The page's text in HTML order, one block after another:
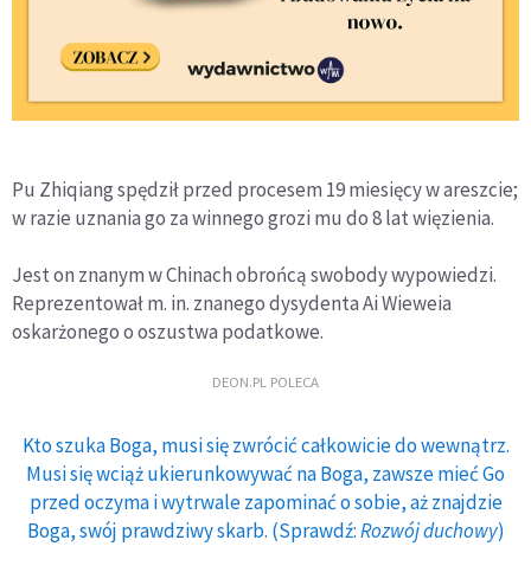
Pu Zhiqiang spędził przed procesem 19 miesięcy w areszcie;
w razie uznania go za winnego grozi mu do 8 lat więzienia.
Jest on znanym w Chinach obrońcą swobody wypowiedzi.
Reprezentował m. in. znanego dysydenta Ai Wieweia
oskarżonego o oszustwa podatkowe.
DEON.PL POLECA
Kto szuka Boga, musi się zwrócić całkowicie do wewnątrz.
Musi się wciąż ukierunkowywać na Boga, zawsze mieć Go
przed oczyma i wytrwale zapominać o sobie, aż znajdzie
Boga, swój prawdziwy skarb. (Sprawdź:Rozwój duchowy)